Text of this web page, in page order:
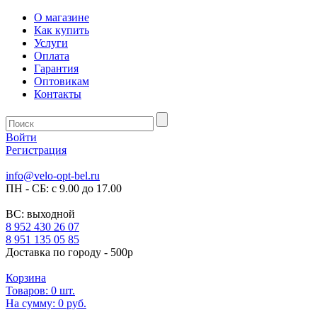
О магазине
Как купить
Услуги
Оплата
Гарантия
Оптовикам
Контакты
Войти
Регистрация
info@velo-opt-bel.ru
ПН - СБ: с 9.00 до 17.00
ВС: выходной
8 952 430 26 07
8 951 135 05 85
Доставка по городу - 500р
Корзина
Товаров: 0 шт.
На сумму: 0 руб.